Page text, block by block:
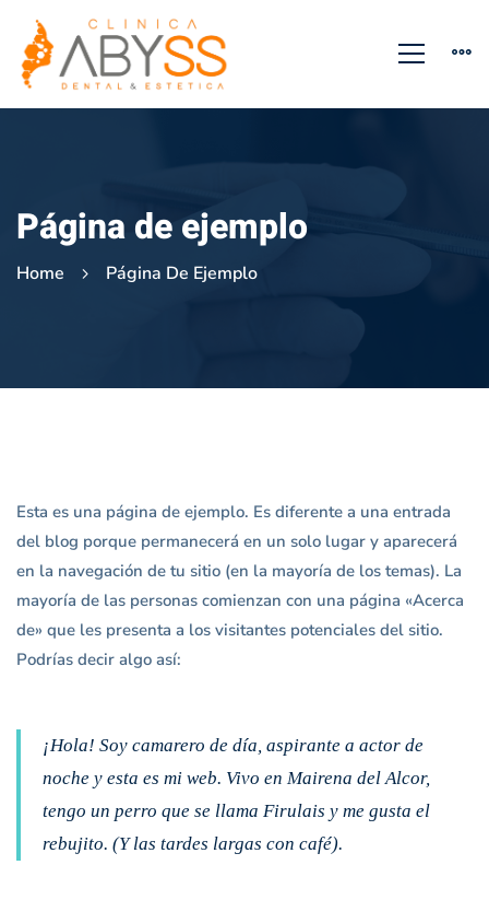
Página de ejemplo
Home Página De Ejemplo
Página
de
ejemplo
Esta es una página de ejemplo. Es diferente a una entrada
del blog porque permanecerá en un solo lugar y aparecerá
en la navegación de tu sitio (en la mayoría de los temas). La
mayoría de las personas comienzan con una página «Acerca
de» que les presenta a los visitantes potenciales del sitio.
Podrías decir algo así:
¡Hola! Soy camarero de día, aspirante a actor de
noche y esta es mi web. Vivo en Mairena del Alcor,
tengo un perro que se llama Firulais y me gusta el
rebujito. (Y las tardes largas con café).